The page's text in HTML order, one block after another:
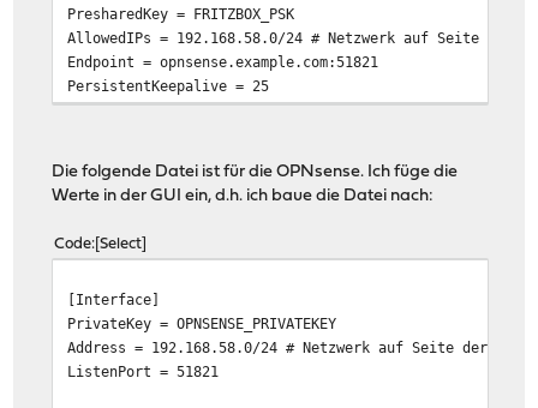
PresharedKey = FRITZBOX_PSK
AllowedIPs = 192.168.58.0/24 # Netzwerk auf Seite der
Endpoint = opnsense.example.com:51821
PersistentKeepalive = 25
Die folgende Datei ist für die OPNsense. Ich füge die
Werte in der GUI ein, d.h. ich baue die Datei nach:
Code Select
[Interface]
PrivateKey = OPNSENSE_PRIVATEKEY
Address = 192.168.58.0/24 # Netzwerk auf Seite der
ListenPort = 51821